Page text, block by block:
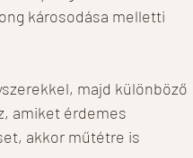
károsodása melletti
majd különböző
amiket érdemes
akkor műtétre is